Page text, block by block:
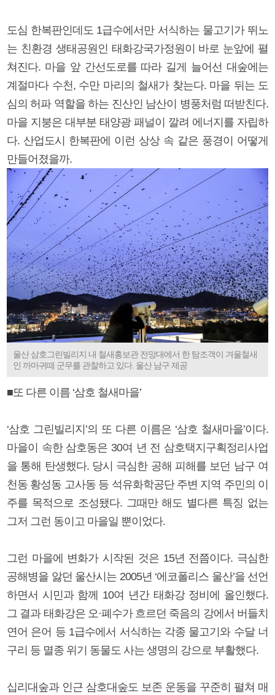
도심 한복판인데도 1급수에서만 서식하는 물고기가 뛰노
는 친환경 생태공원인 태화강국가정원이 바로 눈앞에 펼
쳐진다. 마을 앞 간선도로를 따라 길게 늘어선 대숲에는
계절마다 수천, 수만 마리의 철새가 찾는다. 마을 뒤는 도
심의 허파 역할을 하는 진산인 남산이 병풍처럼 떠받친다.
마을 지붕은 대부분 태양광 패널이 깔려 에너지를 자립하
다. 산업도시 한복판에 이런 상상 속 같은 풍경이 어떻게
만들어졌을까.
울산 삼호그린빌리지 내 철새홍보관 전망대에서 한 탐조객이 겨울철새
인 까마귀떼 군무를 관찰하고 있다. 울산 남구 제공
■또 다른 이름 ‘삼호 철새마을’
‘삼호 그린빌리지’의 또 다른 이름은 ‘삼호 철새마을’이다.
마을이 속한 삼호동은 30여 년 전 삼호택지구획정리사업
을 통해 탄생했다. 당시 극심한 공해 피해를 보던 남구 여
천동 황성동 고사동 등 석유화학공단 주변 지역 주민의 이
주를 목적으로 조성됐다. 그때만 해도 별다른 특징 없는
그저 그런 동이고 마을일 뿐이었다.
그런 마을에 변화가 시작된 것은 15년 전쯤이다. 극심한
공해병을 앓던 울산시는 2005년 ‘에코폴리스 울산’을 선언
하면서 시민과 함께 10여 년간 태화강 정비에 올인했다.
그 결과 태화강은 오·폐수가 흐르던 죽음의 강에서 버들치
연어 은어 등 1급수에서 서식하는 각종 물고기와 수달 너
구리 등 멸종 위기 동물도 사는 생명의 강으로 부활했다.
십리대숲과 인근 삼호대숲도 보존 운동을 꾸준히 펼쳐 매